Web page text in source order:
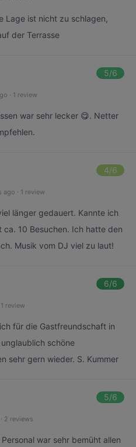
Lage ist nicht zu schlagen,
der Terrasse
5/6
· 1 review
war sehr lecker 😋. Netter
4/6
ago · 1 review
länger gedauert. Kannte ich
ca. 10 Besuchen. Ich hatte den
Musik vom DJ viel zu laut!
6/6
1 review
für die Gastfreundschaft in
schöne
sehr gern wieder. S. Kummer
5/6
· 2 reviews
war sehr bemüht allen